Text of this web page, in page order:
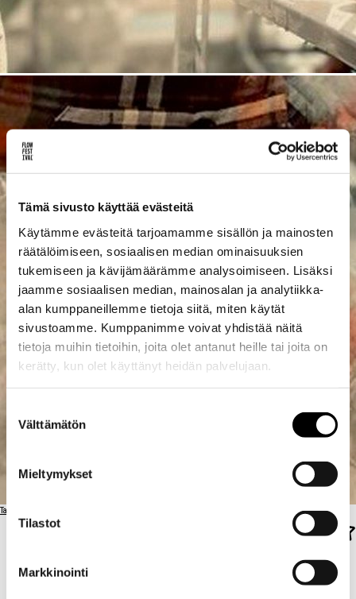
Tämä sivusto käyttää evästeitä
Käytämme evästeitä tarjoamamme sisällön ja mainosten
räätälöimiseen, sosiaalisen median ominaisuuksien
tukemiseen ja kävijämäärämme analysoimiseen. Lisäksi
jaamme sosiaalisen median, mainosalan ja analytiikka-
alan kumppaneillemme tietoja siitä, miten käytät
sivustoamme. Kumppanimme voivat yhdistää näitä
tietoja muihin tietoihin, joita olet antanut heille tai joita on
kerätty, kun olet käyttänyt heidän palvelujaan.
valinta
Välttämätön
Mieltymykset
Tilastot
Markkinointi
[SPOTIFY][YOUTUBE]
Takaisin ravintolalistaan